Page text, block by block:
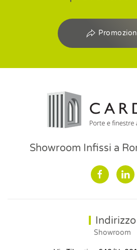
Showroom Infissi a
Indirizzo
Showroom